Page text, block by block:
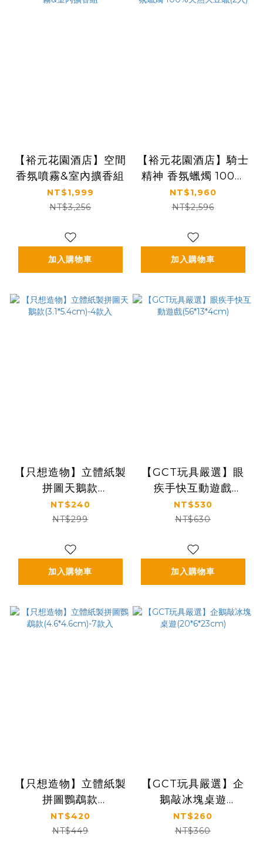
【裕元花園酒店】空間
香氛噴霧&室內擴香組
NT$1,999
NT$3,256
加入購物車
【裕元花園酒店】騎士
精神 香氛蠟燭 100%
天然大豆蠟(2入)
NT$1,960
NT$2,596
加入購物車
【只想造物】立體紙製
拼圖天鵝款
(3.1*5.4cm)-4款入
NT$240
NT$299
加入購物車
【GCT玩具嚴選】眼
疾手快互動遊戲
(56*13*4cm)
NT$530
NT$630
加入購物車
【只想造物】立體紙製
拼圖鸚鵡款
(4.6*4.6cm)-7款入
NT$420
NT$449
【GCT玩具嚴選】企
鵝敲冰塊桌遊
(20*6*23cm)
NT$260
NT$360